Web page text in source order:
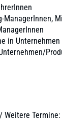
in Unternehmen
Weitere